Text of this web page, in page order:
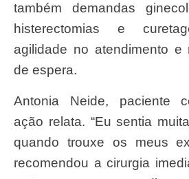
também demandas
histerectomias e
agilidade no atendimento e
de espera.
Antonia Neide, paciente contemplada pela
ação relata. “Eu sentia
quando trouxe os meus
recomendou a cirurgia